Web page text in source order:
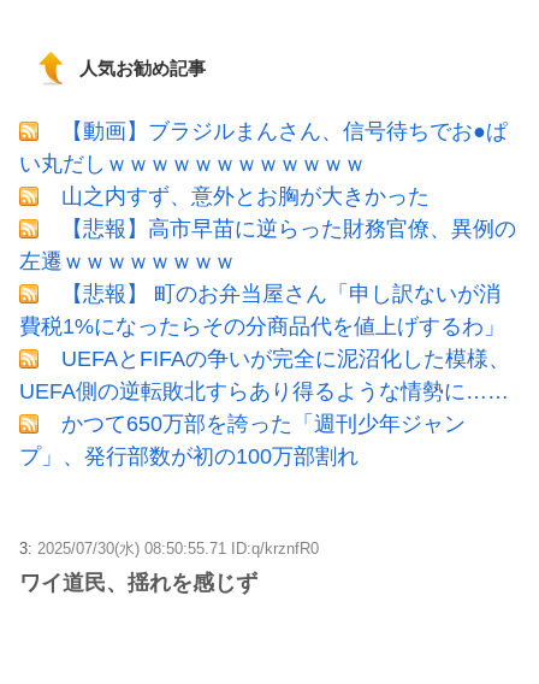
人気お勧め記事
【動画】ブラジルまんさん、信号待ちでお●ぱ
い丸だしｗｗｗｗｗｗｗｗｗｗｗｗ
山之内すず、意外とお胸が大きかった
【悲報】高市早苗に逆らった財務官僚、異例の
左遷ｗｗｗｗｗｗｗｗ
【悲報】 町のお弁当屋さん「申し訳ないが消
費税1%になったらその分商品代を値上げするわ」
UEFAとFIFAの争いが完全に泥沼化した模様、
UEFA側の逆転敗北すらあり得るような情勢に……
かつて650万部を誇った「週刊少年ジャン
プ」、発行部数が初の100万部割れ
3: 2025/07/30(水) 08:50:55.71 ID:q/krznfR0
ワイ道民、揺れを感じず